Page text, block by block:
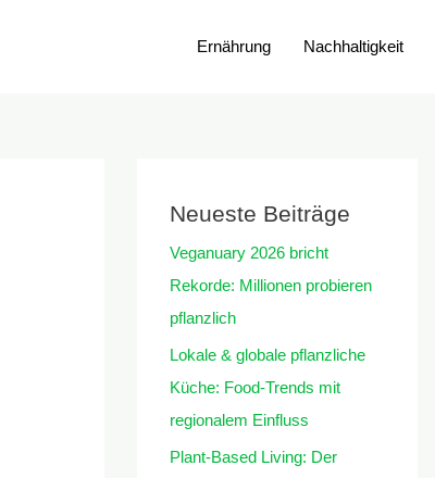
Ernährung Nachhaltigkeit
Neueste Beiträge
Veganuary 2026 bricht
Rekorde: Millionen probieren
pflanzlich
Lokale & globale pflanzliche
Küche: Food-Trends mit
regionalem Einfluss
Plant-Based Living: Der